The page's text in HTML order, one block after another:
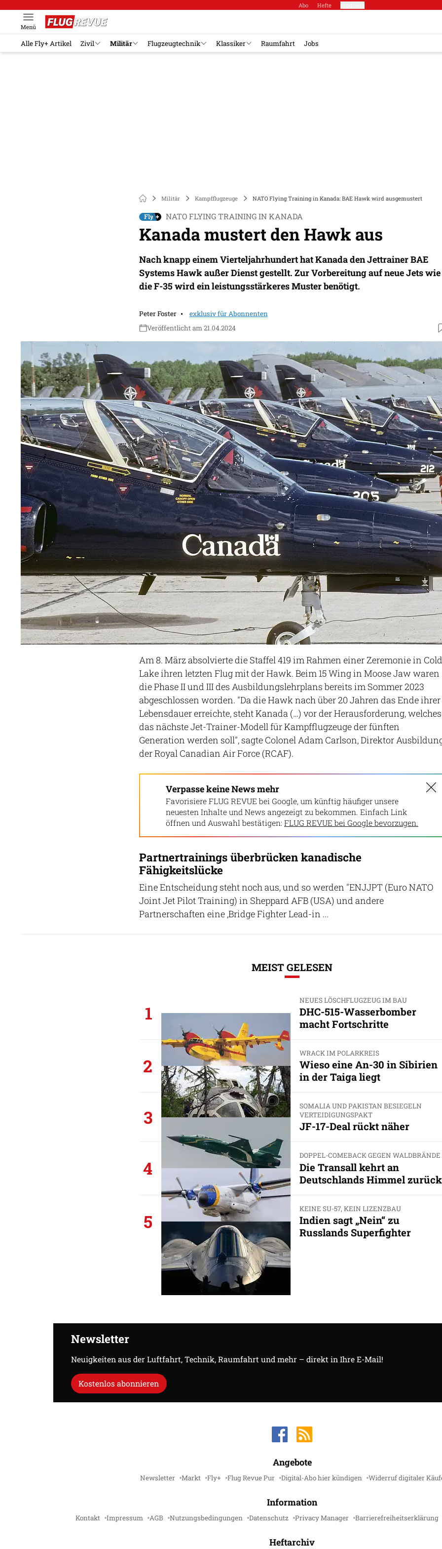
Abo Hefte
Menü
Alle Fly+ Artikel Zivil Militär Flugzeugtechnik Klassiker Raumfahrt Jobs
Militär Kampfflugzeuge NATO Flying Training in Kanada: BAE Hawk wird ausgemustert
NATO FLYING TRAINING IN KANADA
Kanada mustert den Hawk aus
Nach knapp einem Vierteljahrhundert hat Kanada den Jettrainer BAE
Systems Hawk außer Dienst gestellt. Zur Vorbereitung auf neue Jets wie
die F-35 wird ein leistungsstärkeres Muster benötigt.
Peter Foster
exklusiv für Abonnenten
Veröffentlicht am 21.04.2024
Am 8. März absolvierte die Staffel 419 im Rahmen einer Zeremonie in Cold
Lake ihren letzten Flug mit der Hawk. Beim 15 Wing in Moose Jaw waren
die Phase II und III des Ausbildungslehrplans bereits im Sommer 2023
abgeschlossen worden. "Da die Hawk nach über 20 Jahren das Ende ihrer
Lebensdauer erreichte, steht Kanada (…) vor der Herausforderung, welches
das nächste Jet-Trainer-Modell für Kampfflugzeuge der fünften
Generation werden soll", sagte Colonel Adam Carlson, Direktor
der Royal Canadian Air Force (RCAF).
Verpasse keine News mehr
Favorisiere FLUG REVUE bei Google, um künftig häufiger unsere
neuesten Inhalte und News angezeigt zu bekommen. Einfach Link
öffnen und Auswahl bestätigen: FLUG REVUE bei Google bevorzugen.
Partnertrainings überbrücken kanadische
Fähigkeitslücke
Eine Entscheidung steht noch aus, und so werden "ENJJPT (Euro NATO
Joint Jet Pilot Training) in Sheppard AFB (USA) und andere
Partnerschaften eine ‚Bridge Fighter Lead-in ...
MEIST GELESEN
1
NEUES LÖSCHFLUGZEUG IM BAU
DHC-515-Wasserbomber
macht Fortschritte
2
WRACK IM POLARKREIS
Wieso eine An-30 in Sibirien
in der Taiga liegt
3
SOMALIA UND PAKISTAN BESIEGELN
VERTEIDIGUNGSPAKT
JF-17-Deal rückt näher
4
DOPPEL-COMEBACK GEGEN WALDBRÄNDE
Die Transall kehrt an
Deutschlands Himmel
5
KEINE SU-57, KEIN LIZENZBAU
Indien sagt „Nein“ zu
Russlands Superfighter
Newsletter
Neuigkeiten aus der Luftfahrt, Technik, Raumfahrt und mehr – direkt in Ihre E-Mail!
Kostenlos abonnieren
Angebote
Newsletter Markt Fly+ Flug Revue Pur Digital-Abo hier kündigen Widerruf digitaler
Information
Kontakt Impressum AGB Nutzungsbedingungen Datenschutz Privacy Manager Barrierefreiheitserklärung
Heftarchiv